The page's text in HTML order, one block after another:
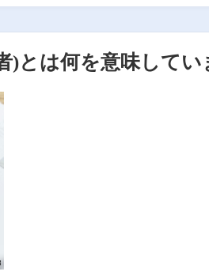
)とは何を意味してい